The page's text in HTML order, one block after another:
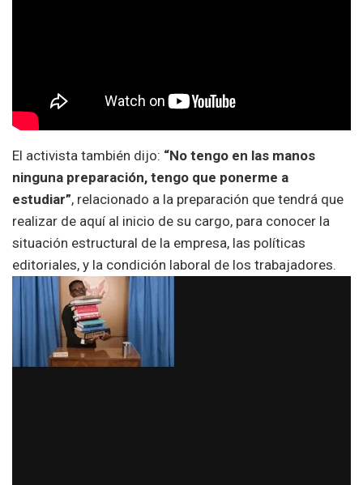
El activista también dijo: “No tengo en las manos
ninguna preparación, tengo que ponerme a
estudiar”, relacionado a la preparación que tendrá que
realizar de aquí al inicio de su cargo, para conocer la
situación estructural de la empresa, las políticas
editoriales, y la condición laboral de los trabajadores.